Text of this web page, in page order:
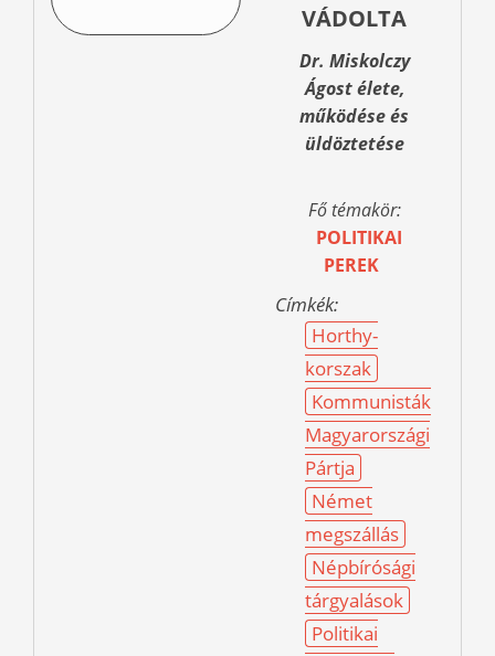
VÁDOLTA
Dr. Miskolczy
Ágost élete,
működése és
üldöztetése
Fő témakör:
POLITIKAI
PEREK
Címkék:
Horthy-
korszak
Kommunisták
Magyarországi
Pártja
Német
megszállás
Népbírósági
tárgyalások
Politikai